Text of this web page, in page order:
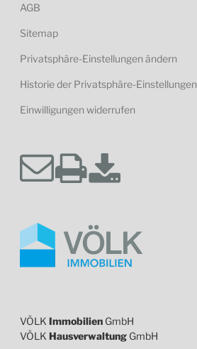
AGB
Sitemap
Privatsphäre-Einstellungen ändern
Historie der Privatsphäre-Einstellungen
Einwilligungen widerrufen
VÖLK Immobilien GmbH
VÖLK Hausverwaltung GmbH